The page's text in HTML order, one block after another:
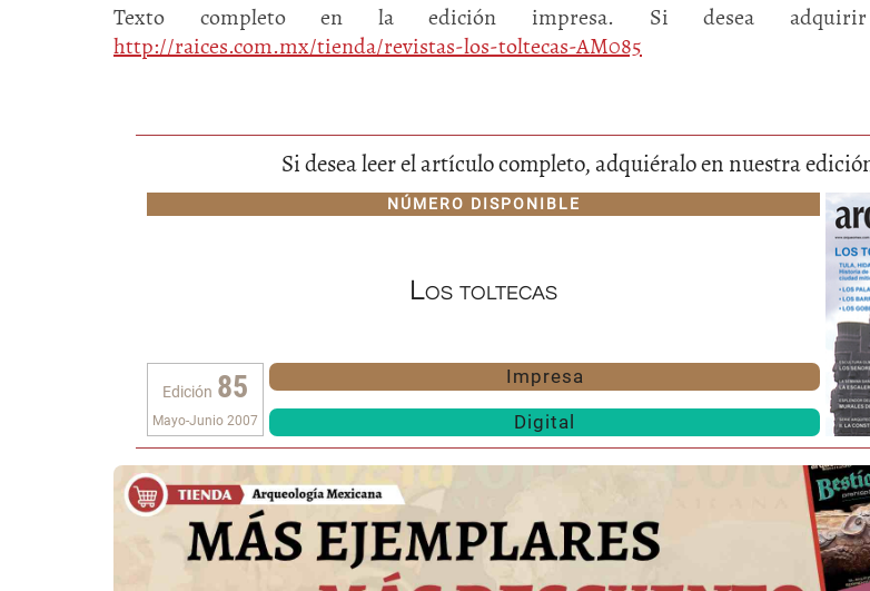
Texto completo en la edición impresa. Si desea
http://raices.com.mx/tienda/revistas-los-toltecas-AM085
Si desea leer el artículo completo, adquiéralo en nuestra
NÚMERO DISPONIBLE
Los toltecas
Edición 85
Mayo-Junio 2007
Impresa
Digital